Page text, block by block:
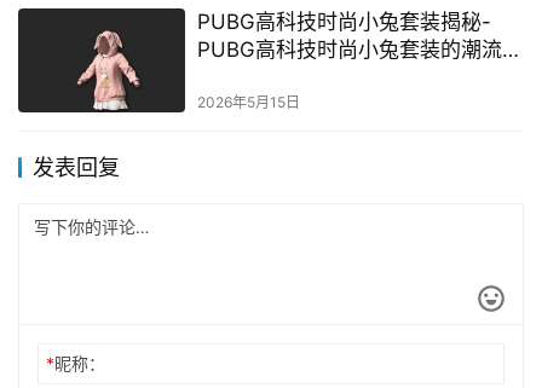
PUBG高科技时尚小兔套装揭秘-
PUBG高科技时尚小兔套装的潮流与
2026年5月15日
发表回复
*昵称：